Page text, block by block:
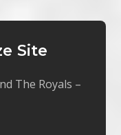
Site
The Royals –